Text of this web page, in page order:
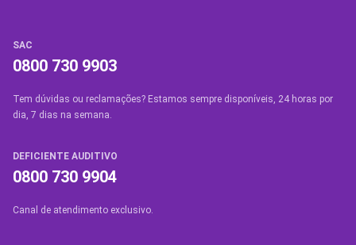
SAC
0800 730 9903
Tem dúvidas ou reclamações? Estamos sempre disponíveis, 24 horas por
dia, 7 dias na semana.
DEFICIENTE AUDITIVO
0800 730 9904
Canal de atendimento exclusivo.